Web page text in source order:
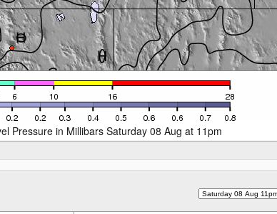
Pressure in Millibars Saturday 08 Aug at 11pm